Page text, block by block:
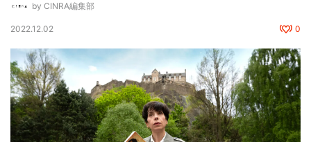
by CINRA編集部
2022.12.02 0